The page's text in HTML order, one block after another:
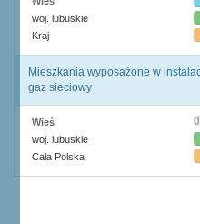
woj. lubuskie
Kraj
Mieszkania wyposażone w
gaz sieciowy
Wieś
woj. lubuskie
Cała Polska